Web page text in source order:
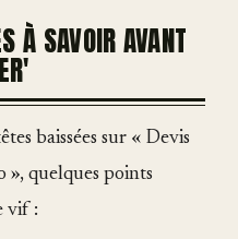
À SAVOIR AVANT
baissées sur « Devis
quelques points
vif :